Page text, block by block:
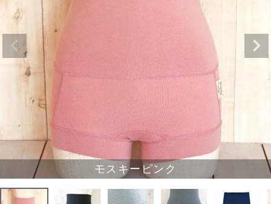
モスキーピンク